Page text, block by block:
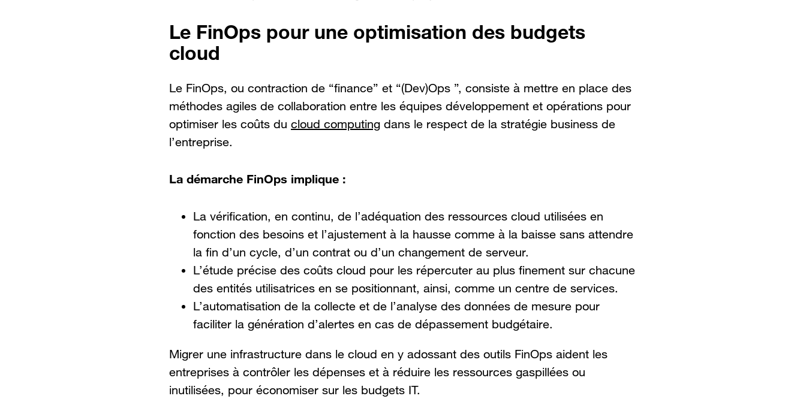
Le FinOps pour une optimisation des budgets
cloud
Le FinOps, ou contraction de “finance” et “(Dev)Ops ”, consiste à mettre en place des
méthodes agiles de collaboration entre les équipes développement et opérations pour
optimiser les coûts du cloud computing dans le respect de la stratégie business de
l’entreprise.
La démarche FinOps implique :
La vérification, en continu, de l’adéquation des ressources cloud utilisées en
fonction des besoins et l’ajustement à la hausse comme à la baisse sans attendre
la fin d’un cycle, d’un contrat ou d’un changement de serveur.
L’étude précise des coûts cloud pour les répercuter au plus finement sur chacune
des entités utilisatrices en se positionnant, ainsi, comme un centre de services.
L’automatisation de la collecte et de l’analyse des données de mesure pour
faciliter la génération d’alertes en cas de dépassement budgétaire.
Migrer une infrastructure dans le cloud en y adossant des outils FinOps aident les
entreprises à contrôler les dépenses et à réduire les ressources gaspillées ou
inutilisées, pour économiser sur les budgets IT.